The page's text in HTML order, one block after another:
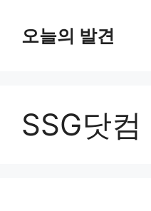
오늘의 발견
SSG닷컴